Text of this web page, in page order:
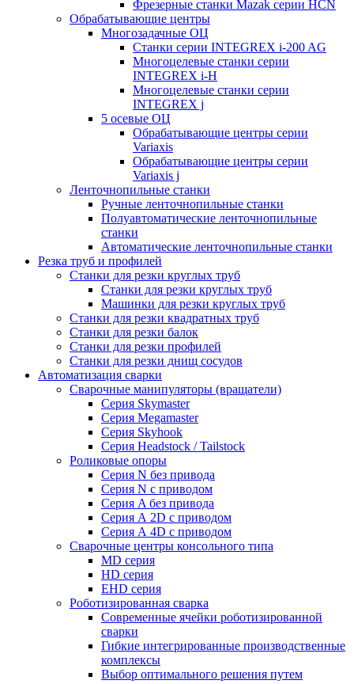
Фрезерные станки Mazak серии HCN
Обрабатывающие центры
Многозадачные ОЦ
Cтанки серии INTEGREX i-200 AG
Многоцелевые станки серии
INTEGREX i-H
Многоцелевые станки серии
INTEGREX j
5 осевые ОЦ
Обрабатывающие центры серии
Variaxis
Обрабатывающие центры серии
Variaxis j
Ленточнопильные станки
Ручные ленточнопильные станки
Полуавтоматические ленточнопильные
станки
Автоматические ленточнопильные станки
Резка труб и профилей
Станки для резки круглых труб
Станки для резки круглых труб
Машинки для резки круглых труб
Станки для резки квадратных труб
Станки для резки балок
Станки для резки профилей
Станки для резки днищ сосудов
Автоматизация сварки
Сварочные манипуляторы (вращатели)
Серия Skymaster
Серия Megamaster
Серия Skyhook
Серия Headstock / Tailstock
Роликовые опоры
Серия N без привода
Серия N с приводом
Серия A без привода
Серия А 2D с приводом
Серия А 4D с приводом
Сварочные центры консольного типа
MD серия
HD серия
EHD серия
Роботизированная сварка
Современные ячейки роботизированной
сварки
Гибкие интегрированные производственные
комплексы
Выбор оптимального решения путем